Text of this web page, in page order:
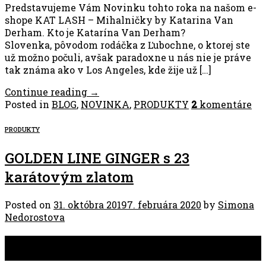
Predstavujeme Vám Novinku tohto roka na našom e-
shope KAT LASH – Mihalničky by Katarina Van
Derham. Kto je Katarína Van Derham?
Slovenka, pôvodom rodáčka z Ľubochne, o ktorej ste
už možno počuli, avšak paradoxne u nás nie je práve
tak známa ako v Los Angeles, kde žije už […]
Continue reading →
Posted in BLOG, NOVINKA, PRODUKTY 2 komentáre
PRODUKTY
GOLDEN LINE GINGER s 23
karátovým zlatom
Posted on 31. októbra 20197. februára 2020by Simona
Nedorostova